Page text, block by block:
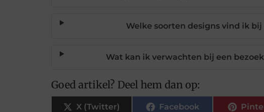
Welke soorten designs vind ik
Wat kan ik verwachten bij een
Goed artikel? Deel hem dan op:
X (Twitter) Facebook